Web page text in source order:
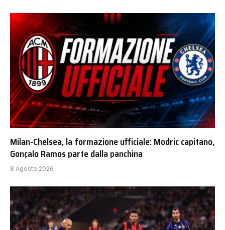
Milan-Chelsea, la formazione ufficiale: Modric capitano,
Gonçalo Ramos parte dalla panchina
8 Agosto 2026